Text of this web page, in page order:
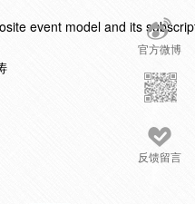
官方微博
反馈留言
event model and its